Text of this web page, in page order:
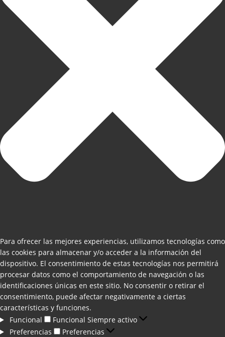
Para ofrecer las mejores experiencias, utilizamos tecnologías como
las cookies para almacenar y/o acceder a la información del
dispositivo. El consentimiento de estas tecnologías nos permitirá
procesar datos como el comportamiento de navegación o las
identificaciones únicas en este sitio. No consentir o retirar el
consentimiento, puede afectar negativamente a ciertas
características y funciones.
Funcional
Funcional Siempre activo
Preferencias
Preferencias